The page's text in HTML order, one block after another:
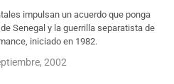
impulsan un acuerdo que ponga
Senegal y la guerrilla separatista de
iniciado en 1982.
2002